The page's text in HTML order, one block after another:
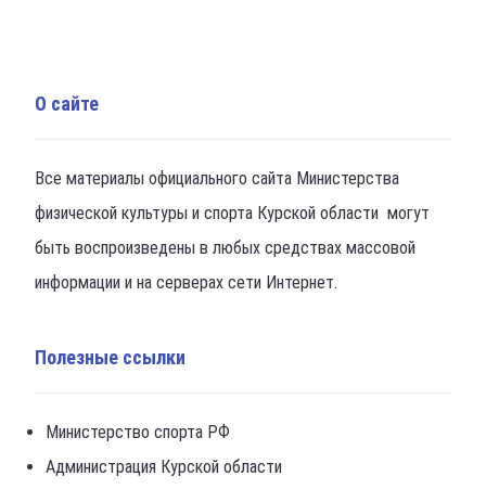
О сайте
Все материалы официального сайта Министерства
физической культуры и спорта Курской области могут
быть воспроизведены в любых средствах массовой
информации и на серверах сети Интернет.
Полезные ссылки
Министерство спорта РФ
Администрация Курской области